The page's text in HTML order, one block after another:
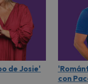
de Josie'
con